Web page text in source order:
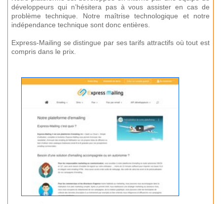
développeurs qui n’hésitera pas à vous assister en cas de
problème technique. Notre maîtrise technologique et notre
indépendance technique sont donc entières.
Express-Mailing se distingue par ses tarifs attractifs où tout est
compris dans le prix.